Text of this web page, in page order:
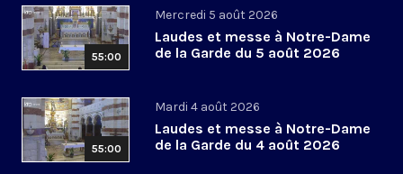
55:00
Mercredi 5 août 2026
Laudes et messe à Notre-Dame
de la Garde du 5 août 2026
55:00
Mardi 4 août 2026
Laudes et messe à Notre-Dame
de la Garde du 4 août 2026